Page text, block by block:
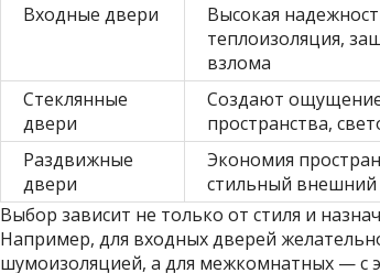
Входные двери
Высокая
теплоизоляция,
взлома
Стеклянные
двери
Создают
пространства,
Раздвижные
двери
Экономия
стильный внешний
Выбор зависит не только от стиля и
Например, для входных дверей
шумоизоляцией, а для межкомнатных — с